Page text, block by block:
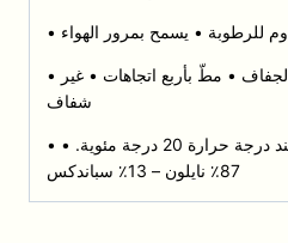
للرطوبة • يسمح بمرور الهواء
• يحافظ على الشكل • سريع الجفاف • مطّ بأربع اتجاهات • غير
شفاف
• قابل للغسل في الغسالة عند درجة حرارة 20 درجة مئوية. •
87٪ نايلون – 13٪ سباندكس